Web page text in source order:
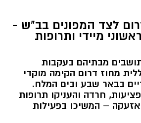
לצד המפונים בב"ש -
מיידי ותרופות
מבתיהם בעקבות
מחוז דרום הקימה מוקדי
בבאר שבע ובים המלח.
חרדה והעניקו תרופות
אזעקה – המשיכו בפעילות